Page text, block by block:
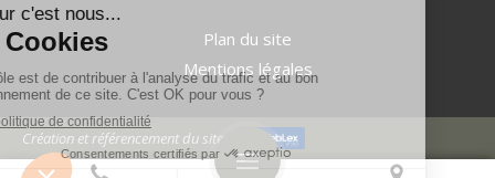
Plan du site
Mentions légales
Création et référencement du site par